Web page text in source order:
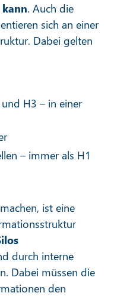
. Auch die
sich an einer
Dabei gelten
H3 – in einer
– immer als H1
ist eine
durch interne
Dabei müssen die
den